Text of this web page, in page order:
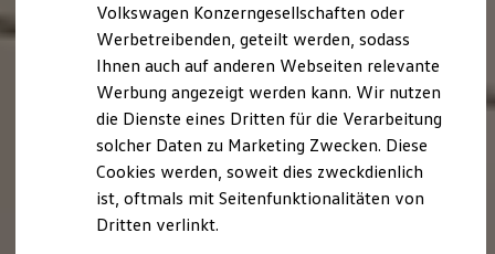
Förderung & Kosten der Elektrofahrzeuge
Fördermöglichkeiten für Privatkunden
Fördermöglichkeiten für Gewerbekunden
Autonomes Fahren
Mehr zum ID. Buzz
Online Beratung
California Club
California Magazin & Ratgeber
Vanlife
Volkswagen Konzerngesellschaften oder
Werbetreibenden, geteilt werden, sodass
Ihnen auch auf anderen Webseiten relevante
Werbung angezeigt werden kann. Wir nutzen
die Dienste eines Dritten für die Verarbeitung
solcher Daten zu Marketing Zwecken. Diese
Cookies werden, soweit dies zweckdienlich
ist, oftmals mit Seitenfunktionalitäten von
Dritten verlinkt.